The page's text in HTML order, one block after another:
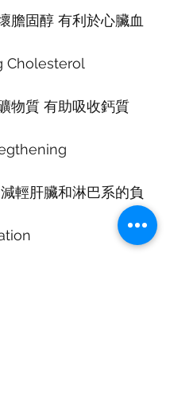
膽固醇 有利於心臟血
Cholesterol
物質 有助吸收鈣質
輕肝臟和淋巴系的負